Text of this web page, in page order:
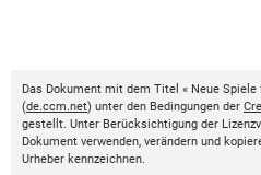
Das Dokument mit dem Titel « Neue
(de.ccm.net) unter den Bedingungen der
gestellt. Unter Berücksichtigung der
Dokument verwenden, verändern und
Urheber kennzeichnen.